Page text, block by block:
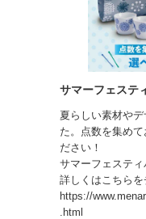
サマーフェステ
夏らしい素材や
た。点数を集め
ださい！
サマーフェステ
詳しくはこちらを
https://
.html